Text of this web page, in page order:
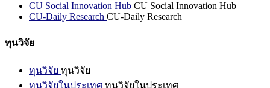
CU Social Innovation Hub CU Social Innovation Hub
CU-Daily Research CU-Daily Research
ทุนวิจัย
ทุนวิจัย ทุนวิจัย
ทุนวิจัยในประเทศ ทุนวิจัยในประเทศ